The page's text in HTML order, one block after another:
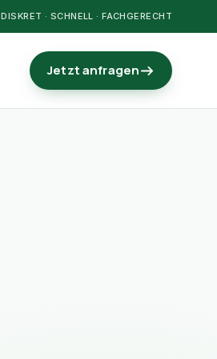
DISKRET · SCHNELL · FACHGERECHT
Jetzt anfragen